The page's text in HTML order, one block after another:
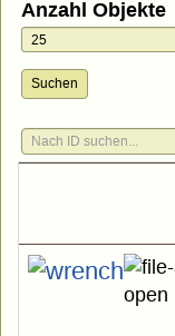
Anzahl Objekte
Suchen